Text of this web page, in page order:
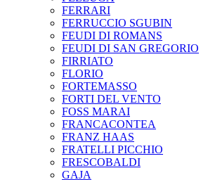
FERRARI
FERRUCCIO SGUBIN
FEUDI DI ROMANS
FEUDI DI SAN GREGORIO
FIRRIATO
FLORIO
FORTEMASSO
FORTI DEL VENTO
FOSS MARAI
FRANCACONTEA
FRANZ HAAS
FRATELLI PICCHIO
FRESCOBALDI
GAJA